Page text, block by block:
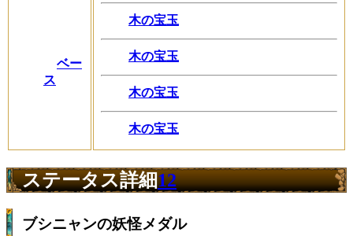
ベー
ス
木の宝玉
木の宝玉
木の宝玉
木の宝玉
ステータス詳細12
ブシニャンの妖怪メダル